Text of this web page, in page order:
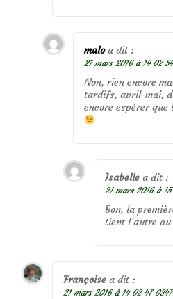
malo a dit :
21 mars 2016 à 14 02
Non, rien encore
tardifs, avril-mai,
encore espérer
Isabelle a dit :
21 mars 2016 à
Bon, la
tient l’autre
Françoise a dit :
21 mars 2016 à 14 02 47